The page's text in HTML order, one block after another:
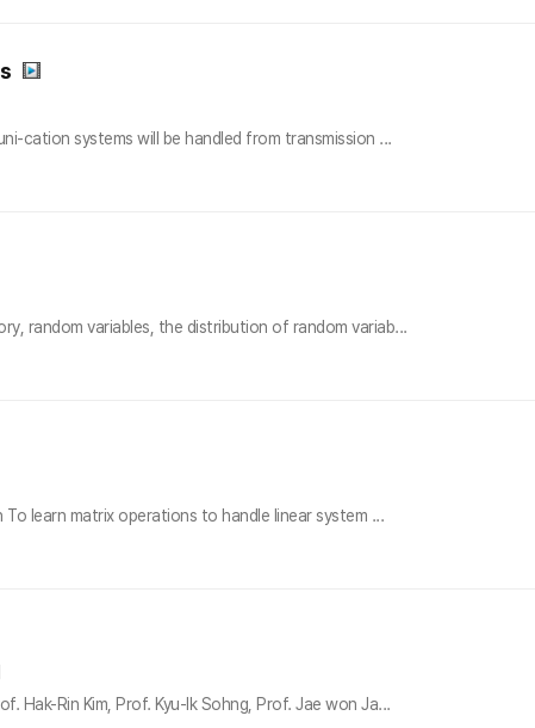
cation systems will be handled from transmission ...
random variables, the distribution of random variab...
learn matrix operations to handle linear system ...
Hak-Rin Kim, Prof. Kyu-Ik Sohng, Prof. Jae won Ja...